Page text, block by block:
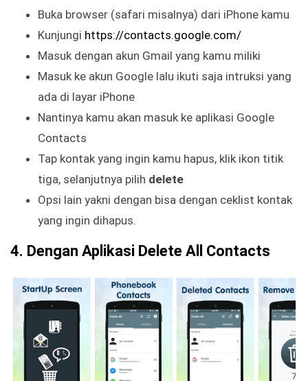
Buka browser (safari misalnya) dari iPhone kamu
Kunjungi https://contacts.google.com/
Masuk dengan akun Gmail yang kamu miliki
Masuk ke akun Google lalu ikuti saja intruksi yang
ada di layar iPhone
Nantinya kamu akan masuk ke aplikasi Google
Contacts
Tap kontak yang ingin kamu hapus, klik ikon titik
tiga, selanjutnya pilih delete
Opsi lain yakni dengan bisa dengan ceklist kontak
yang ingin dihapus.
4. Dengan Aplikasi Delete All Contacts